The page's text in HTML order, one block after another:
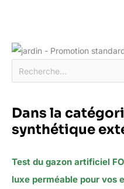
Dans la
synthétique
Test du gazon artificiel
luxe perméable pour vos